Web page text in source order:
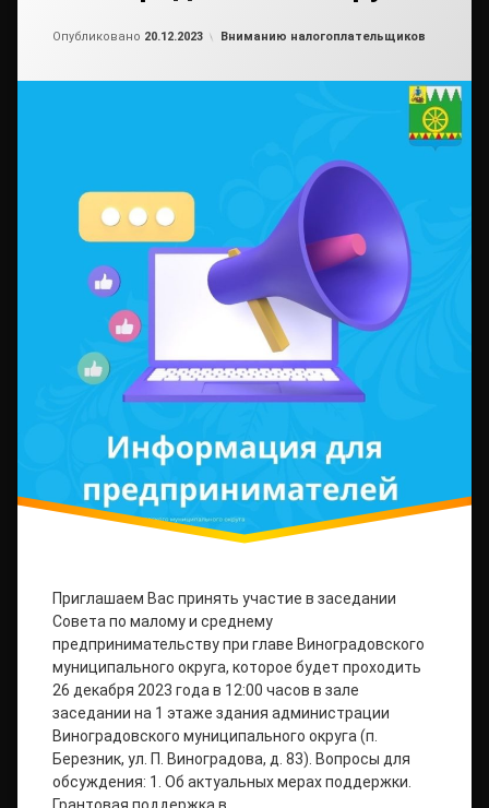
Опубликовано 20.12.2023 Рубрики:
Вниманию налогоплательщиков
Приглашаем Вас принять участие в заседании
Совета по малому и среднему
предпринимательству при главе Виноградовского
муниципального округа, которое будет проходить
26 декабря 2023 года в 12:00 часов в зале
заседании на 1 этаже здания администрации
Виноградовского муниципального округа (п.
Березник, ул. П. Виноградова, д. 83). Вопросы для
обсуждения: 1. Об актуальных мерах поддержки.
Грантовая поддержка в …